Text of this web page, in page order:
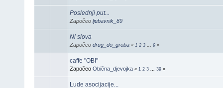
Poslednji put...
Započeo ljubavnik_89
Ni slova
Započeo drug_do_groba « 1 2 3 9 »
caffe "OBI"
Započeo Obična_djevojka « 1 2 3 39 »
Lude asocijacije...